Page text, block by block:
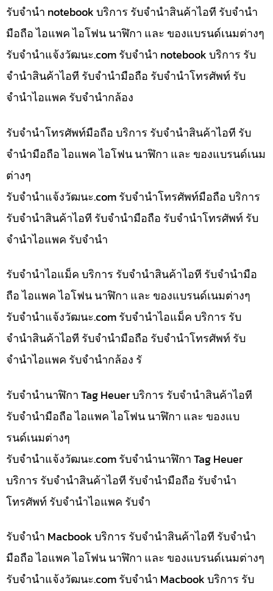
รับจำนำ notebook บริการ รับจำนำสินค้าไอที รับจำนำ
มือถือ ไอแพค ไอโฟน นาฬิกา และ ของแบรนด์เนมต่างๆ
รับจํานําแจ้งวัฒนะ.com รับจำนำ notebook บริการ รับ
จำนำสินค้าไอที รับจำนำมือถือ รับจำนำโทรศัพท์ รับ
จำนำไอแพค รับจำนำกล้อง
รับจำนำโทรศัพท์มือถือ บริการ รับจำนำสินค้าไอที รับ
จำนำมือถือ ไอแพค ไอโฟน นาฬิกา และ ของแบรนด์เนม
ต่างๆ
รับจํานําแจ้งวัฒนะ.com รับจำนำโทรศัพท์มือถือ บริการ
รับจำนำสินค้าไอที รับจำนำมือถือ รับจำนำโทรศัพท์ รับ
จำนำไอแพค รับจำนำ
รับจำนำไอแม็ค บริการ รับจำนำสินค้าไอที รับจำนำมือ
ถือ ไอแพค ไอโฟน นาฬิกา และ ของแบรนด์เนมต่างๆ
รับจํานําแจ้งวัฒนะ.com รับจำนำไอแม็ค บริการ รับ
จำนำสินค้าไอที รับจำนำมือถือ รับจำนำโทรศัพท์ รับ
จำนำไอแพค รับจำนำกล้อง รั
รับจำนำนาฬิกา Tag Heuer บริการ รับจำนำสินค้าไอที
รับจำนำมือถือ ไอแพค ไอโฟน นาฬิกา และ ของแบ
รนด์เนมต่างๆ
รับจํานําแจ้งวัฒนะ.com รับจำนำนาฬิกา Tag Heuer
บริการ รับจำนำสินค้าไอที รับจำนำมือถือ รับจำนำ
โทรศัพท์ รับจำนำไอแพค รับจำ
รับจำนำ Macbook บริการ รับจำนำสินค้าไอที รับจำนำ
มือถือ ไอแพค ไอโฟน นาฬิกา และ ของแบรนด์เนมต่างๆ
รับจํานําแจ้งวัฒนะ.com รับจำนำ Macbook บริการ รับ